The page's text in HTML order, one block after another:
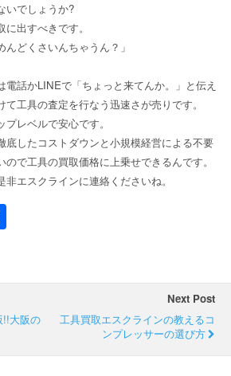
いでしょうか?
出すべきです。
んどくさいんちゃうん？」
電話かLINEで「ちょっと来てんか。」と伝え
工具の査定を行なう迅速さが売りです。
レベルで安心です。
底したコストダウンと小規模経営による不要
で工具の買取価格に上乗せできるんです。
エスクラインに連絡くださいね。
!!大阪の
Next Post
工具買取エスクラインの教えるコ
ンプレッサーの選び方